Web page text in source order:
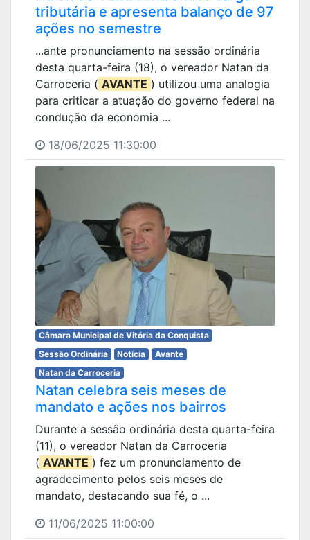
tributária e apresenta balanço de 97
ações no semestre
...ante pronunciamento na sessão ordinária
desta quarta-feira (18), o vereador Natan da
Carroceria ( AVANTE ) utilizou uma analogia
para criticar a atuação do governo federal na
condução da economia ...
18/06/2025 11:30:00
Câmara Municipal de Vitória da Conquista
Sessão Ordinária
Notícia
Avante
Natan da Carroceria
Natan celebra seis meses de
mandato e ações nos bairros
Durante a sessão ordinária desta quarta-feira
(11), o vereador Natan da Carroceria
( AVANTE ) fez um pronunciamento de
agradecimento pelos seis meses de
mandato, destacando sua fé, o ...
11/06/2025 11:00:00